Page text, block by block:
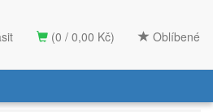
(0 / 0,00 Kč) Oblíbené